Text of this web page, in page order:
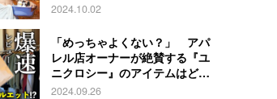
2024.10.02
「めっちゃよくない？」 アパ
レル店オーナーが絶賛する『ユ
ニクロシー』のアイテムはど
れ？
2024.09.26